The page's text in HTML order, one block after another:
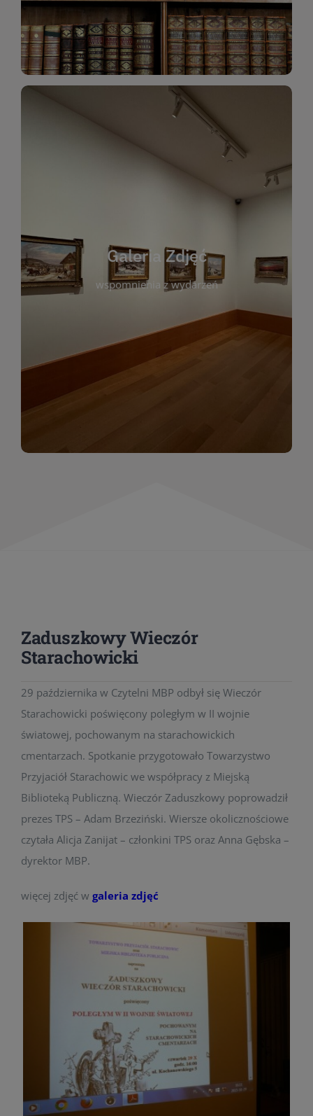
Katalog Zbiorów
Galeria Zdjęć
wspomnienia z wydarzeń
Galeria Zdjęć
wspomnienia z wydarzeń, spotkań i projektów
którym można zobaczyć, jak żyje nasza biblioteka
i jej społeczność. Zdjęcia dokumentują zarówno
uroczyste chwile, jak i codzienne aktywności
czytelników. Regularnie dodajemy nowe galerie,
by każdy mógł powrócić do wyjątkowych
momentów. Zapraszamy do obejrzenia,
wspominania i inspirowania się!
Zaduszkowy Wieczór
Starachowicki
29 października w Czytelni MBP odbył się Wieczór
Starachowicki poświęcony poległym w II wojnie
światowej, pochowanym na starachowickich
cmentarzach. Spotkanie przygotowało Towarzystwo
Przyjaciół Starachowic we współpracy z Miejską
Biblioteką Publiczną. Wieczór Zaduszkowy poprowadził
prezes TPS – Adam Brzeziński. Wiersze okolicznościowe
czytała Alicja Zanijat – członkini TPS oraz Anna Gębska –
dyrektor MBP.
więcej zdjęć w galeria zdjęć